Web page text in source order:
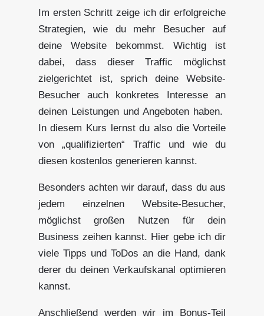
Im ersten Schritt zeige ich dir erfolgreiche
Strategien, wie du mehr Besucher auf
deine Website bekommst. Wichtig ist
dabei, dass dieser Traffic möglichst
zielgerichtet ist, sprich deine Website-
Besucher auch konkretes Interesse an
deinen Leistungen und Angeboten haben.
In diesem Kurs lernst du also die Vorteile
von „qualifizierten“ Traffic und wie du
diesen kostenlos generieren kannst.
Besonders achten wir darauf, dass du aus
jedem einzelnen Website-Besucher,
möglichst großen Nutzen für dein
Business zeihen kannst. Hier gebe ich dir
viele Tipps und ToDos an die Hand, dank
derer du deinen Verkaufskanal optimieren
kannst.
Anschließend werden wir im Bonus-Teil